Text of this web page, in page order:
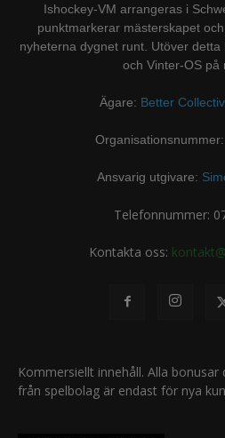
Ishockey-VM arrangeras i
punktmarkerar mästerskapet
nyheterna dygnet runt. Utöver
och Vinter-OS på
Ägare: Better
Ansvarig utgivare:
Telefonnummer:
Kontakta oss:
Kommersiellt innehåll. Alla bonusar
från spelbolag är endast för nya